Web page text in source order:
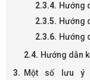
Hướng
Hướng
Hướng
Hướng dẫn
Một số lưu ý